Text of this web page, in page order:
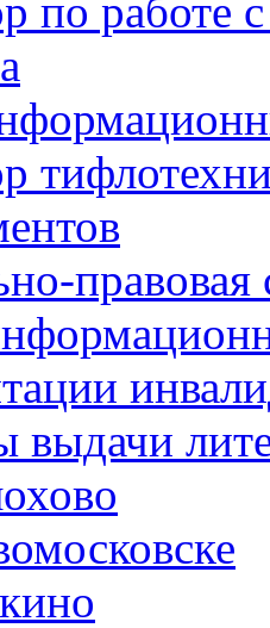
по работе
правовая
выдачи